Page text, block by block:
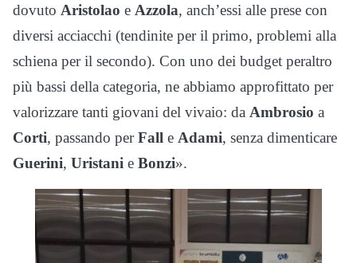
dovuto Aristolao e Azzola, anch’essi alle prese con
diversi acciacchi (tendinite per il primo, problemi alla
schiena per il secondo). Con uno dei budget peraltro
più bassi della categoria, ne abbiamo approfittato per
valorizzare tanti giovani del vivaio: da Ambrosio a
Corti, passando perFall e Adami, senza dimenticare
Guerini, Uristani e Bonzi».